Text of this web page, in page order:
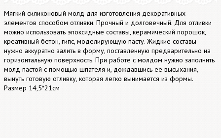
Мягкий силиконовый молд для изготовления декоративных
элементов способом отливки. Прочный и долговечный. Для отливки
можно использовать эпоксидные составы, керамический порошок,
креативный бетон, гипс, моделирующую пасту. Жидкие составы
нужно аккуратно залить в форму, поставленную предварительно на
горизонтальную поверхность. При работе с молдом нужно заполнить
молд пастой с помощью шпателя и, дождавшись её высыхания,
вынуть готовую отливку, которая легко вынимается из формы.
Размер 14,5*21см